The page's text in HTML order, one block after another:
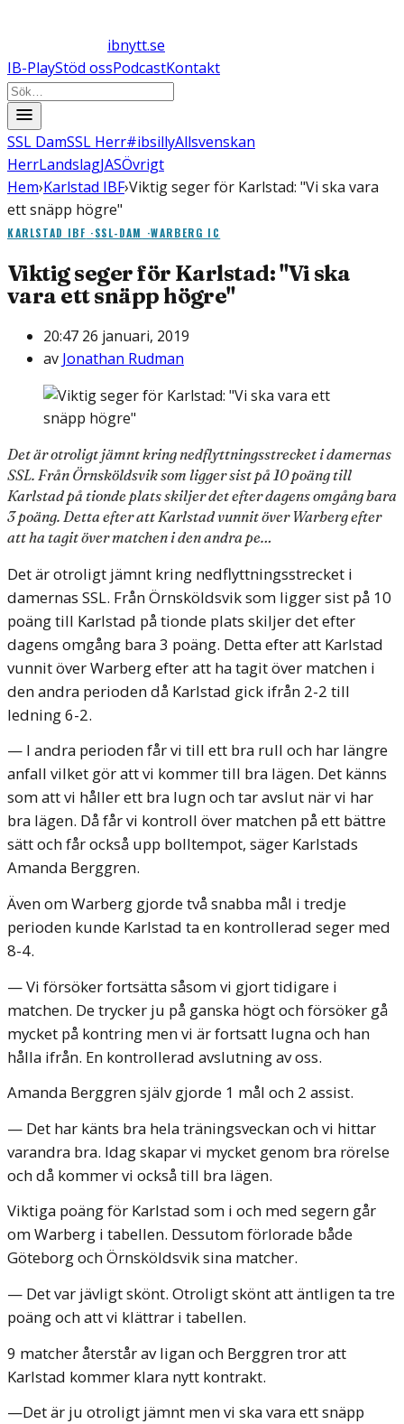
ibnytt.se
IB-PlayStöd ossPodcastKontakt
SSL DamSSL Herr#ibsillyAllsvenskan
HerrLandslagJASÖvrigt
Hem›Karlstad IBF›Viktig seger för Karlstad: "Vi ska vara
ett snäpp högre"
KARLSTAD IBF ·SSL-DAM ·WARBERG IC
Viktig seger för Karlstad: "Vi ska
vara ett snäpp högre"
20:47 26 januari, 2019
av Jonathan Rudman
Det är otroligt jämnt kring nedflyttningsstrecket i damernas
SSL. Från Örnsköldsvik som ligger sist på 10 poäng till
Karlstad på tionde plats skiljer det efter dagens omgång bara
3 poäng. Detta efter att Karlstad vunnit över Warberg efter
att ha tagit över matchen i den andra pe…
Det är otroligt jämnt kring nedflyttningsstrecket i
damernas SSL. Från Örnsköldsvik som ligger sist på 10
poäng till Karlstad på tionde plats skiljer det efter
dagens omgång bara 3 poäng. Detta efter att Karlstad
vunnit över Warberg efter att ha tagit över matchen i
den andra perioden då Karlstad gick ifrån 2-2 till
ledning 6-2.
— I andra perioden får vi till ett bra rull och har längre
anfall vilket gör att vi kommer till bra lägen. Det känns
som att vi håller ett bra lugn och tar avslut när vi har
bra lägen. Då får vi kontroll över matchen på ett bättre
sätt och får också upp bolltempot, säger Karlstads
Amanda Berggren.
Även om Warberg gjorde två snabba mål i tredje
perioden kunde Karlstad ta en kontrollerad seger med
8-4.
— Vi försöker fortsätta såsom vi gjort tidigare i
matchen. De trycker ju på ganska högt och försöker gå
mycket på kontring men vi är fortsatt lugna och han
hålla ifrån. En kontrollerad avslutning av oss.
Amanda Berggren själv gjorde 1 mål och 2 assist.
— Det har känts bra hela träningsveckan och vi hittar
varandra bra. Idag skapar vi mycket genom bra rörelse
och då kommer vi också till bra lägen.
Viktiga poäng för Karlstad som i och med segern går
om Warberg i tabellen. Dessutom förlorade både
Göteborg och Örnsköldsvik sina matcher.
— Det var jävligt skönt. Otroligt skönt att äntligen ta tre
poäng och att vi klättrar i tabellen.
9 matcher återstår av ligan och Berggren tror att
Karlstad kommer klara nytt kontrakt.
—Det är ju otroligt jämnt men vi ska vara ett snäpp